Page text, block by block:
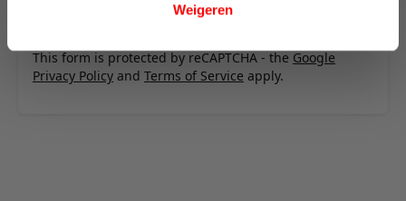
Weigeren
This form is protected by reCAPTCHA - the Google
Privacy Policy and Terms of Service apply.